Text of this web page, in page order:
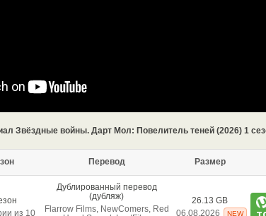
Звёздные войны. Дарт Мол: Повелитель теней (2026) 1
Перевод Размер
из 10
Дублированный перевод
(дубляж)
Flarrow Films, NewComers, Red
26.13 GB
06.08.2026
NEW